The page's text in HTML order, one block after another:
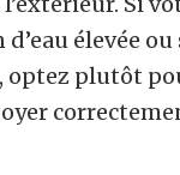
élevée
optez plutôt